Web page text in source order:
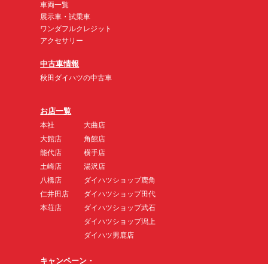
車両一覧
展示車・試乗車
ワンダフルクレジット
アクセサリー
中古車情報
秋田ダイハツの中古車
お店一覧
本社
大館店
能代店
土崎店
八橋店
仁井田店
本荘店
大曲店
角館店
横手店
湯沢店
ダイハツショップ鹿角
ダイハツショップ田代
ダイハツショップ武石
ダイハツショップ潟上
ダイハツ男鹿店
キャンペーン・